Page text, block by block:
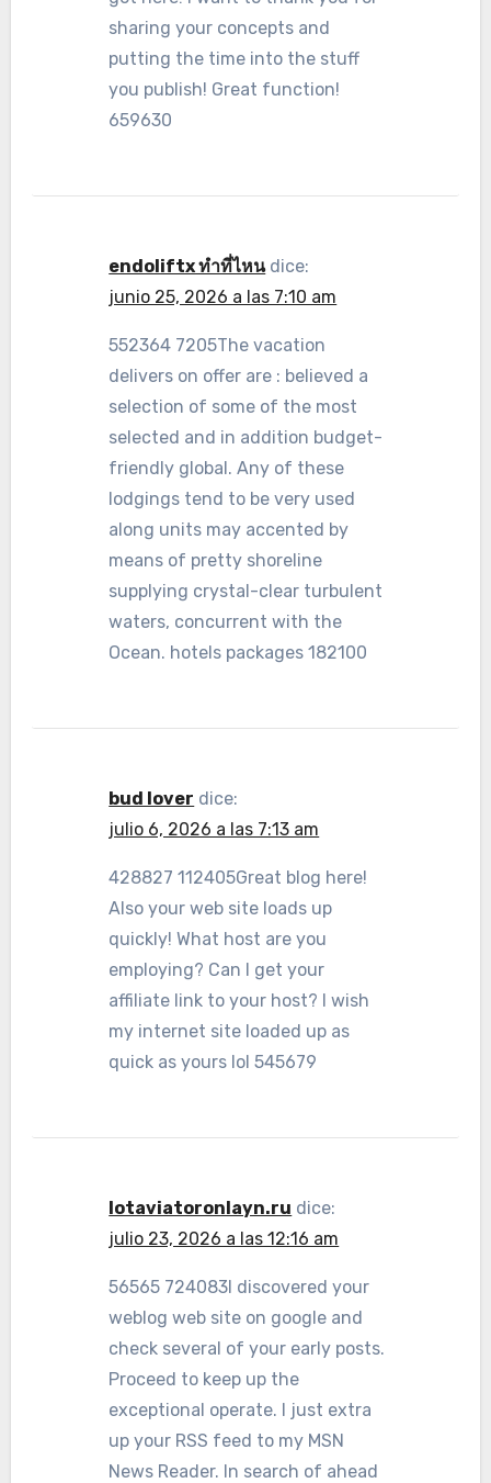
sharing your concepts and
putting the time into the stuff
you publish! Great function!
659630
endoliftx ทำที่ไหน dice:
junio 25, 2026 a las 7:10 am
552364 7205The vacation
delivers on offer are : believed a
selection of some of the most
selected and in addition budget-
friendly global. Any of these
lodgings tend to be very used
along units may accented by
means of pretty shoreline
supplying crystal-clear turbulent
waters, concurrent with the
Ocean. hotels packages 182100
bud lover dice:
julio 6, 2026 a las 7:13 am
428827 112405Great blog here!
Also your web site loads up
quickly! What host are you
employing? Can I get your
affiliate link to your host? I wish
my internet site loaded up as
quick as yours lol 545679
lotaviatoronlayn.ru dice:
julio 23, 2026 a las 12:16 am
56565 724083I discovered your
weblog web site on google and
check several of your early posts.
Proceed to keep up the
exceptional operate. I just extra
up your RSS feed to my MSN
News Reader. In search of ahead